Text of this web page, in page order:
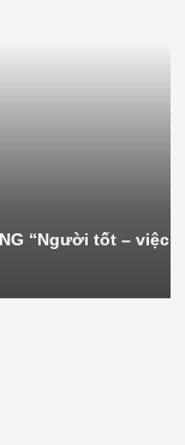
“Người tốt – việc